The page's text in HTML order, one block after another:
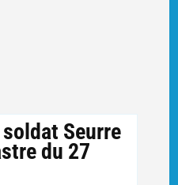
Seurre
du 27